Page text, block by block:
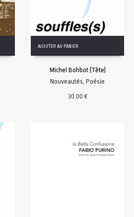
AJOUTER AU PANIER
Michel Bohbot (Tête)
Nouveautés,Poésie
30.00€